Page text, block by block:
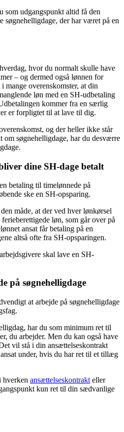
som udgangspunkt altid få den
søgnehelligdage, der har været på en
hvor du normalt skulle have
– og dermed også lønnen for
mange overenskomster, at din
løn med en SH-udbetaling
kommer fra en særlig
er forpligtet til at lave til dig.
og der heller ikke står
om søgnehelligdage, har du desværre
dine SH-dage betalt
betaling til timelønnede på
ske en SH-opsparing.
måde, at der ved hver lønkørsel
løn, som går over på
ansat får betaling på en
altså ofte fra SH-opsparingen.
skal lave en SH-
på søgnehelligdage
at arbejde på søgnehelligdage
har du som minimum ret til
du arbejder. Men du kan også have
vil stå i din ansættelseskontrakt
under, hvis du har ret til et tillæg
hverken ansættelseskontrakt eller
kun ret til din sædvanlige